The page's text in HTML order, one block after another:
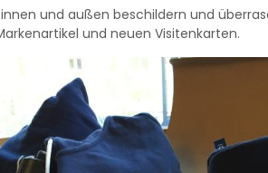
und außen beschildern und
und neuen Visitenkarten.